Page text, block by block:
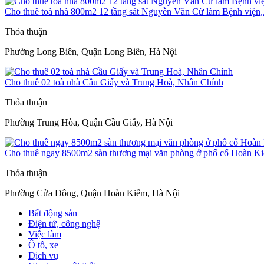
Cho thuê toà nhà 800m2 12 tầng sát Nguyễn Văn Cừ làm Bệnh
Thỏa thuận
Phường Long Biên, Quận Long Biên, Hà Nội
Cho thuê 02 toà nhà Cầu Giấy và Trung Hoà, Nhân Chính
Thỏa thuận
Phường Trung Hòa, Quận Cầu Giấy, Hà Nội
Cho thuê ngay 8500m2 sàn thương mại văn phòng ở phố cổ Hoàn
Thỏa thuận
Phường Cửa Đông, Quận Hoàn Kiếm, Hà Nội
Bất động sản
Điện tử, công nghệ
Việc làm
Ô tô, xe
Dịch vụ